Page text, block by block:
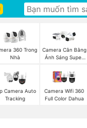
360 Trong
Nhà
Camera Cân Bằng
Ánh Sáng Super
Camera Auto
Tracking
Camera Wifi 360
Full Color Dahua